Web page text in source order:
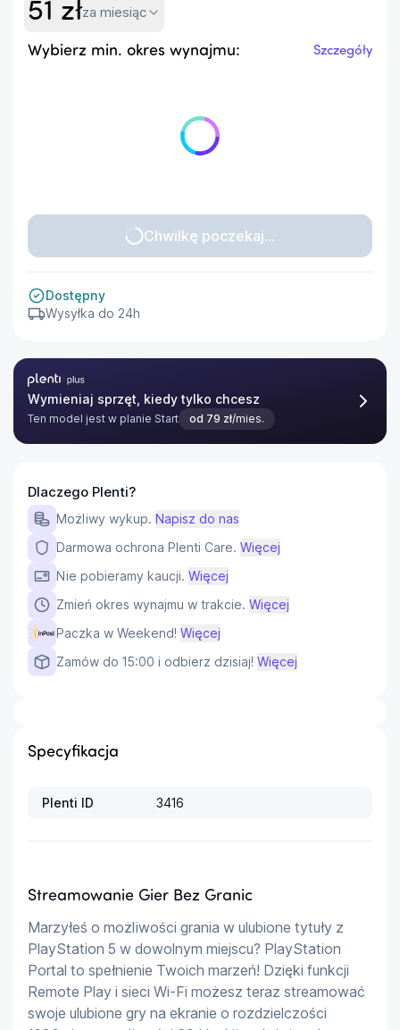
51 złza miesiąc
Wybierz min. okres wynajmu: Szczegóły
Chwilkę poczekaj...
Dostępny
Wysyłka do 24h
Plenti Plus
Wymieniaj sprzęt, kiedy tylko chcesz
Ten model jest w planie Start od 79 zł/mies.
Dlaczego Plenti?
Możliwy wykup. Napisz do nas
Darmowa ochrona Plenti Care. Więcej
Nie pobieramy kaucji. Więcej
Zmień okres wynajmu w trakcie. Więcej
Paczka w Weekend! Więcej
Zamów do 15:00 i odbierz dzisiaj! Więcej
Specyfikacja
Plenti ID 3416
Streamowanie Gier Bez Granic
Marzyłeś o możliwości grania w ulubione tytuły z
PlayStation 5 w dowolnym miejscu? PlayStation
Portal to spełnienie Twoich marzeń! Dzięki funkcji
Remote Play i sieci Wi-Fi możesz teraz streamować
swoje ulubione gry na ekranie o rozdzielczości